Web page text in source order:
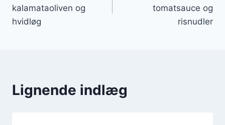
kalamataoliven og
hvidløg
tomatsauce og
risnudler
Lignende indlæg